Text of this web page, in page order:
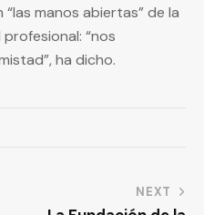
manos abiertas” de la
“nos
ha dicho.
NEXT